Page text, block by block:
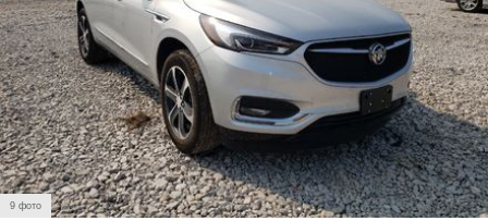
9 фото